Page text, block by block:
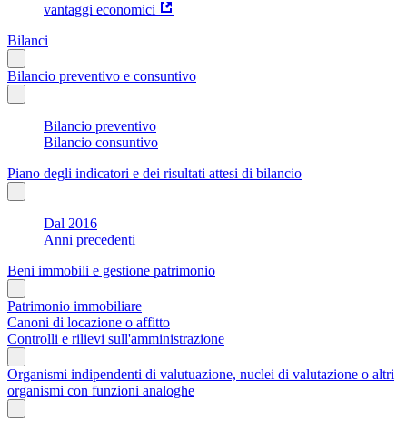
vantaggi economici
Bilanci
Bilancio preventivo e consuntivo
Bilancio preventivo
Bilancio consuntivo
Piano degli indicatori e dei risultati attesi di bilancio
Dal 2016
Anni precedenti
Beni immobili e gestione patrimonio
Patrimonio immobiliare
Canoni di locazione o affitto
Controlli e rilievi sull'amministrazione
Organismi indipendenti di valutuazione, nuclei di valutazione o altri
organismi con funzioni analoghe